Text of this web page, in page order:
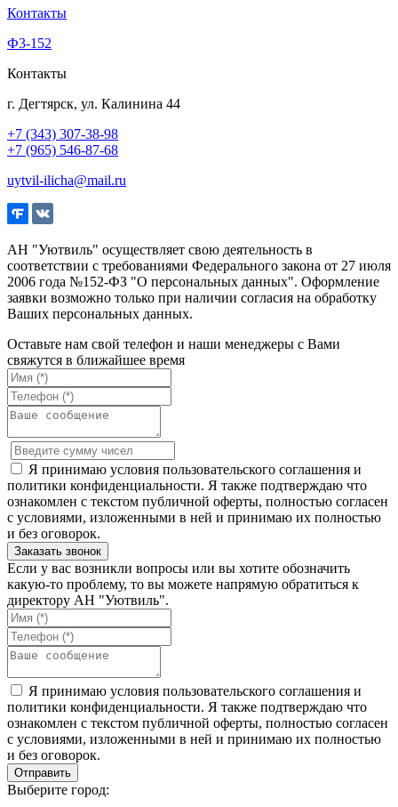
Контакты
Ф3-152
Контакты
г. Дегтярск, ул. Калинина 44
+7 (343) 307-38-98
+7 (965) 546-87-68
uytvil-ilicha@mail.ru
АН "Уютвиль" осуществляет свою деятельность в
соответствии с требованиями Федерального закона от 27 июля
2006 года №152-ФЗ "О персональных данных". Оформление
заявки возможно только при наличии согласия на обработку
Ваших персональных данных.
Оставьте нам свой телефон и наши менеджеры с Вами
свяжутся в ближайшее время
Я принимаю условия пользовательского соглашения и
политики конфиденциальности. Я также подтверждаю что
ознакомлен с текстом публичной оферты, полностью согласен
с условиями, изложенными в ней и принимаю их полностью
и без оговорок.
Если у вас возникли вопросы или вы хотите обозначить
какую-то проблему, то вы можете напрямую обратиться к
директору АН "Уютвиль".
Я принимаю условия пользовательского соглашения и
политики конфиденциальности. Я также подтверждаю что
ознакомлен с текстом публичной оферты, полностью согласен
с условиями, изложенными в ней и принимаю их полностью
и без оговорок.
Выберите город: